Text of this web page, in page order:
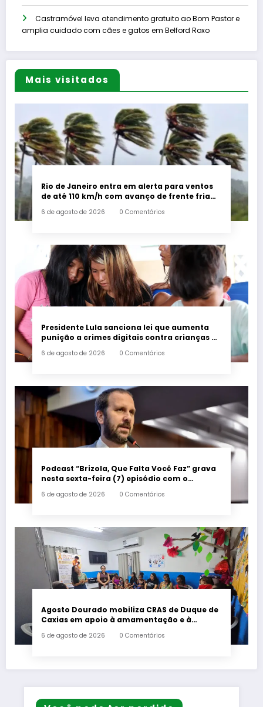
Castramóvel leva atendimento gratuito ao Bom Pastor e
amplia cuidado com cães e gatos em Belford Roxo
Mais visitados
Rio de Janeiro entra em alerta para ventos
de até 110 km/h com avanço de frente fria
6 de agosto de 2026 0 Comentários
Presidente Lula sanciona lei que aumenta
punição a crimes digitais contra crianças é
6 de agosto de 2026 0 Comentários
Podcast “Brizola, Que Falta Você Faz” grava
nesta sexta-feira (7) episódio com o
6 de agosto de 2026 0 Comentários
Agosto Dourado mobiliza CRAS de Duque de
Caxias em apoio à amamentação e à
6 de agosto de 2026 0 Comentários